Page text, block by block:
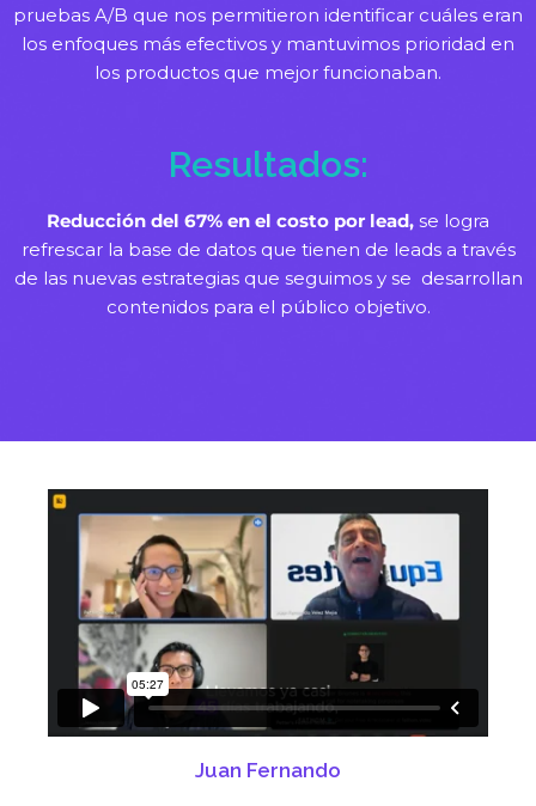
pruebas A/B que nos permitieron identificar cuáles eran
los enfoques más efectivos y mantuvimos prioridad en
los productos que mejor funcionaban.
Resultados:
Reducción del 67% en el costo por lead, se logra
refrescar la base de datos que tienen de leads a través
de las nuevas estrategias que seguimos y se desarrollan
contenidos para el público objetivo.
Juan Fernando​